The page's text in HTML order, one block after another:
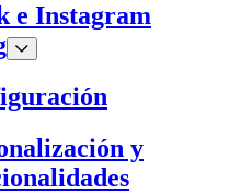
e Instagram
y